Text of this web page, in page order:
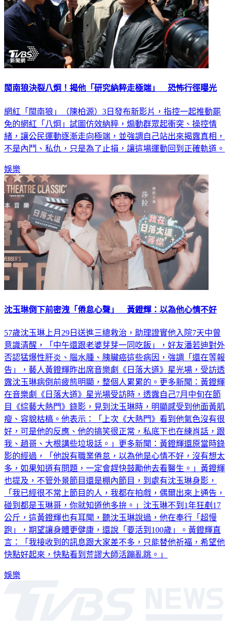
閩南狼決裂八炯！揭他「研究納粹走極端」 恐怖行徑曝光
網紅「閩南狼」（陳柏源）3日發布新影片，指控一起推動罷
免的網紅「八炯」試圖仿效納粹，煽動群眾起衝突、操控情
緒，讓公民運動逐漸走向極端，並強調自己站出來揭露真相，
不是內鬥、私仇，只是為了止損，讓這場運動回到正確軌道。
娛樂
沈玉琳倒下前密洩「倦怠心聲」 黃鐙輝：以為他心情不好
57歲沈玉琳上月29日送進三總救治，助理證實他入院7天中曾
意識清醒，「中午還跟老婆芽芽一同吃飯」，好友潘若迪對外
否認猛爆性肝炎、腦水腫、胰臟癌這些病因，強調「還在等報
告」，藝人黃鐙輝昨出席音樂劇《日落大道》星光場，受訪透
露沈玉琳病倒前疲態明顯，整個人累累的。更多新聞：黃鐙輝
在音樂劇《日落大道》星光場受訪時，透露自己7月中旬在節
目《綜藝大熱門》錄影，見到沈玉琳時，明顯感受到他面黃肌
瘦、容貌枯槁。他表示：「上次《大熱門》看到他氣色沒有很
好，可是他的反應、他的搞笑很正常，私底下也在練肖話，跟
我、趙哥、大根講些垃圾話。」更多新聞：黃鐙輝還原當時錄
影的經過，「他說有職業倦怠，以為他是心情不好，沒有想太
多，如果知道有問題，一定會趕快鼓勵他去看醫生。」黃鐙輝
也提及，不管外景節目還是棚內節目，到處有沈玉琳身影，
「我已經很不常上節目的人，我都在拍戲，偶爾出來上通告，
碰到都是玉琳哥，你就知道他多拚。」沈玉琳不到1年狂剷17
公斤，這黃鐙輝也有耳聞，聽沈玉琳說過，他在奉行「超慢
跑」，期望讓身體更健康，還說「要活到100歲」。黃鐙輝直
言：「我接收到的訊息跟大家差不多，只能替他祈福，希望他
快點好起來，快點看到荒謬大師活蹦亂跳。」
娛樂